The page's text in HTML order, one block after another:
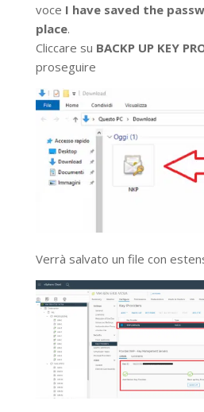
voce I have saved the
place.
Cliccare su BACKP UP KEY
proseguire
Verrà salvato un file con